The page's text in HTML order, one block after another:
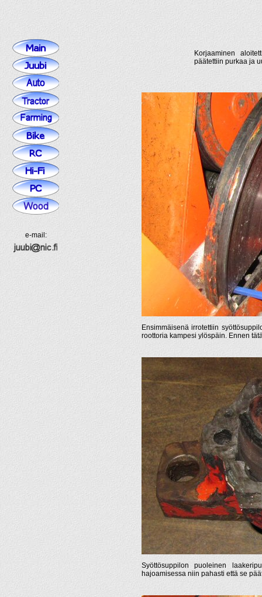
e-mail:
Korjaaminen
päätettiin purkaa ja
Ensimmäisenä irrotettiin
roottoria kampesi ylöspäin. Ennen
Syöttösuppilon puoleinen
hajoamisessa niin pahasti että se